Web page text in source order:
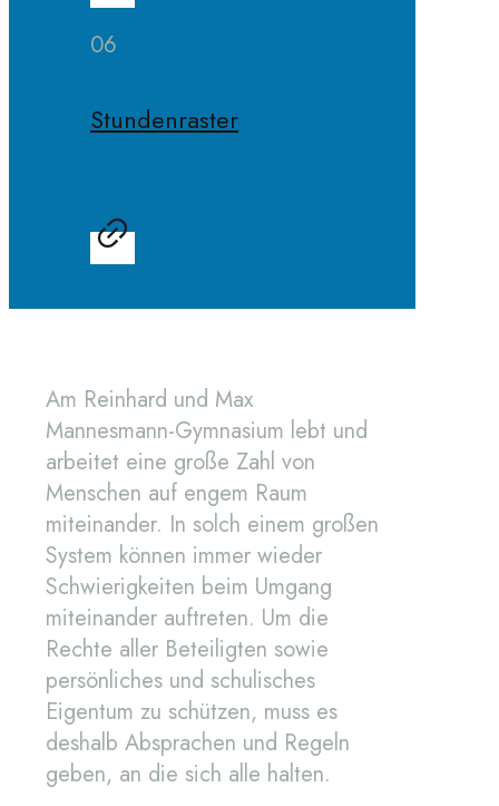
06
Stundenraster
Am Reinhard und Max
Mannesmann-Gymnasium lebt und
arbeitet eine große Zahl von
Menschen auf engem Raum
miteinander. In solch einem großen
System können immer wieder
Schwierigkeiten beim Umgang
miteinander auftreten. Um die
Rechte aller Beteiligten sowie
persönliches und schulisches
Eigentum zu schützen, muss es
deshalb Absprachen und Regeln
geben, an die sich alle halten.